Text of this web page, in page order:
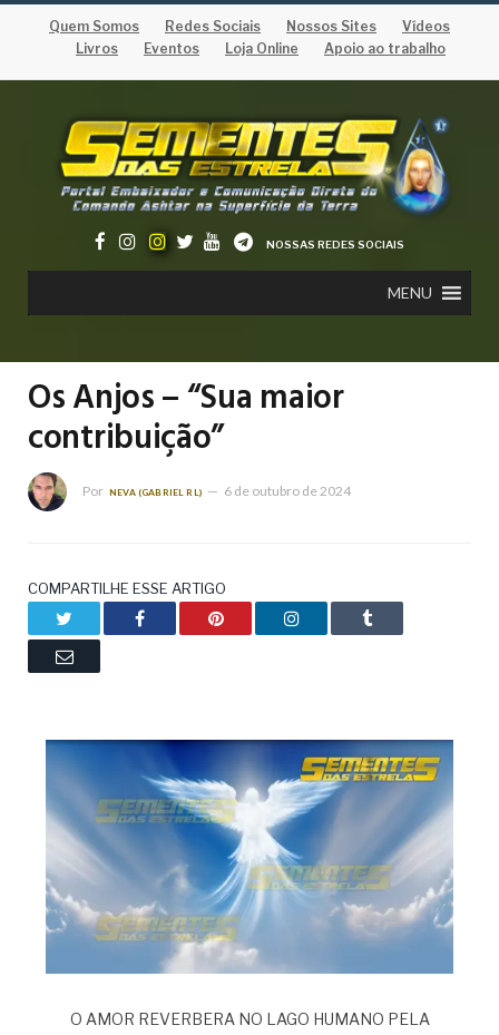
Quem Somos Redes Sociais Nossos Sites
Vídeos
Livros
Eventos Loja Online Apoio ao trabalho
NOSSAS REDES SOCIAIS
MENU
Os Anjos – “Sua maior
contribuição”
Por NEVA (GABRIEL RL) 6 de outubro de 2024
COMPARTILHE ESSE ARTIGO
Facebook Pinterest LinkedIn Tumblr
Email
O AMOR REVERBERA NO LAGO HUMANO PELA